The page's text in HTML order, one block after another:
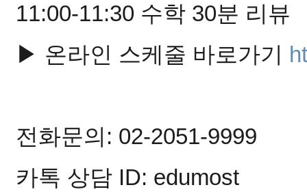
11:00-11:30 수학 30분 리뷰
▶ 온라인 스케줄 바로가기
전화문의: 02-2051-9999
카톡 상담 ID: edumost